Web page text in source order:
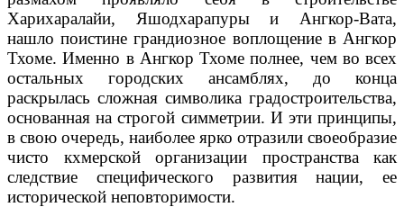
Харихаралайи, Яшодхарапуры и Ангкор-Вата,
нашло поистине грандиозное воплощение в Ангкор
Тхоме. Именно в Ангкор Тхоме полнее, чем во всех
остальных городских ансамблях, до конца
раскрылась сложная символика градостроительства,
основанная на строгой симметрии. И эти принципы,
в свою очередь, наиболее ярко отразили своеобразие
чисто кхмерской организации пространства как
следствие специфического развития нации, ее
исторической неповторимости.